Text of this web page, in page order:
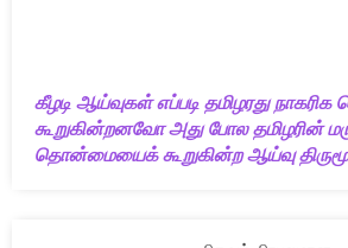
கீழடி ஆய்வுகள் எப்படி தமிழரது
கூறுகின்றனவோ அது போல தமிழரின்
தொன்மையைக் கூறுகின்ற ஆய்வு